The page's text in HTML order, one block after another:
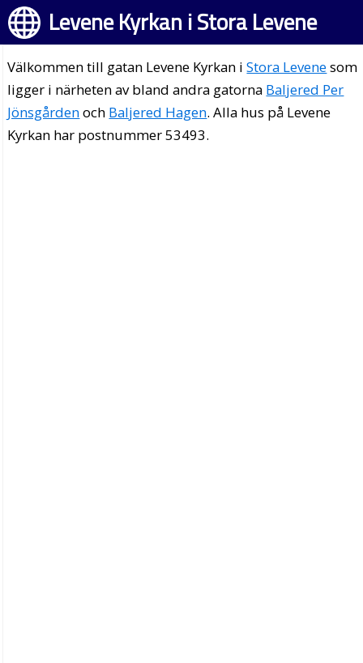
Levene Kyrkan i Stora Levene
Välkommen till gatan Levene Kyrkan iStora Levenesom
ligger i närheten av bland andra gatorna Baljered Per
Jönsgårdenoch Baljered Hagen. Alla hus på Levene
Kyrkan har postnummer 53493.